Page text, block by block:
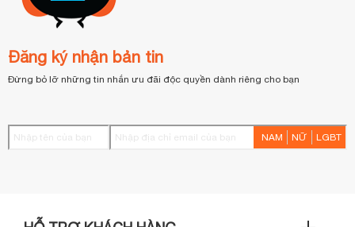
Đăng ký nhận bản tin
Đừng bỏ lỡ những tin nhắn ưu đãi độc quyền dành riêng cho bạn
NAM NỮ LGBT